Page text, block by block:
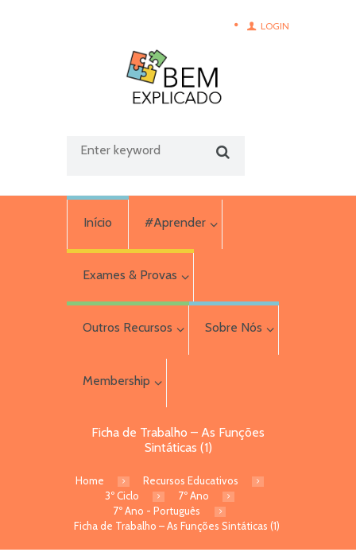
LOGIN
Início #Aprender
Exames & Provas
Outros Recursos Sobre Nós
Membership
Ficha de Trabalho – As Funções
Sintáticas (1)
Home
Recursos Educativos
3º Ciclo
7º Ano
7º Ano - Português
Ficha de Trabalho – As Funções Sintáticas (1)